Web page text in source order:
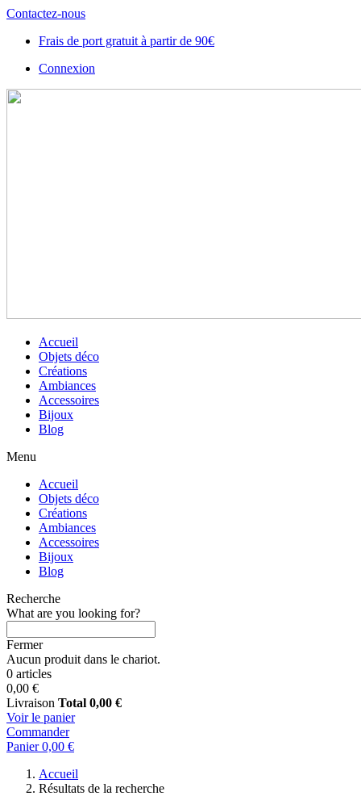
Contactez-nous
Frais de port gratuit à partir de 90€
Connexion
Accueil
Objets déco
Créations
Ambiances
Accessoires
Bijoux
Blog
Menu
Accueil
Objets déco
Créations
Ambiances
Accessoires
Bijoux
Blog
Recherche
What are you looking for?
Fermer
Aucun produit dans le chariot.
0 articles
0,00 €
Livraison Total 0,00 €
Voir le panier
Commander
Panier 0,00 €
Accueil
Résultats de la recherche